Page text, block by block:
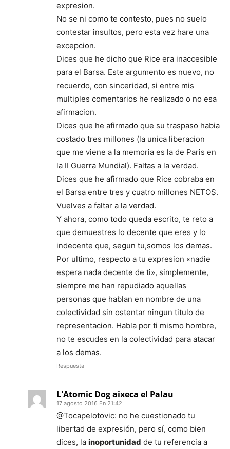
expresion.
No se ni como te contesto, pues no suelo
contestar insultos, pero esta vez hare una
excepcion.
Dices que he dicho que Rice era inaccesible
para el Barsa. Este argumento es nuevo, no
recuerdo, con sinceridad, si entre mis
multiples comentarios he realizado o no esa
afirmacion.
Dices que he afirmado que su traspaso habia
costado tres millones (la unica liberacion
que me viene a la memoria es la de Paris en
la II Guerra Mundial). Faltas a la verdad.
Dices que he afirmado que Rice cobraba en
el Barsa entre tres y cuatro millones NETOS.
Vuelves a faltar a la verdad.
Y ahora, como todo queda escrito, te reto a
que demuestres lo decente que eres y lo
indecente que, segun tu,somos los demas.
Por ultimo, respecto a tu expresion «nadie
espera nada decente de ti», simplemente,
siempre me han repudiado aquellas
personas que hablan en nombre de una
colectividad sin ostentar ningun titulo de
representacion. Habla por ti mismo hombre,
no te escudes en la colectividad para atacar
a los demas.
Respuesta
L'Atomic Dog aixeca el Palau
17 agosto 2016 En 21:42
@Tocapelotovic: no he cuestionado tu
libertad de expresión, pero sí, como bien
dices, la inoportunidad de tu referencia a